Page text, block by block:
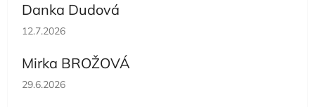
Danka Dudová
Hodnocení obchodu je 5 z 5 hvězdiček.
12.7.2026
Mirka BROŽOVÁ
Hodnocení obchodu je 5 z 5 hvězdiček.
29.6.2026